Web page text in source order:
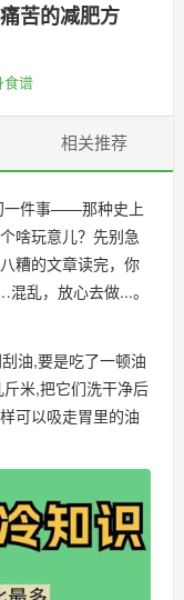
苦的减肥方
食谱
相关推荐
一件事——那种史上
啥玩意儿？先别急
糟的文章读完，你
乱，放心去做...。
油,要是吃了一顿油
米,把它们洗干净后
可以吸走胃里的油